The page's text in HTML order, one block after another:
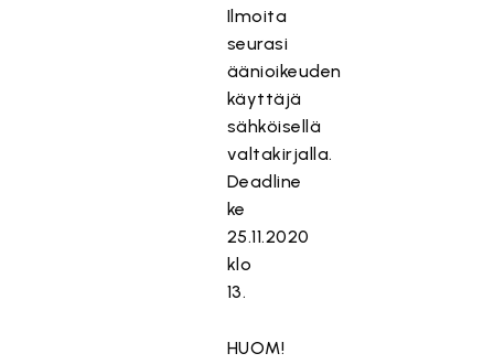
Ilmoita
seurasi
äänioikeuden
käyttäjä
sähköisellä
valtakirjalla.
Deadline
ke
25.11.2020
klo
13.
HUOM!